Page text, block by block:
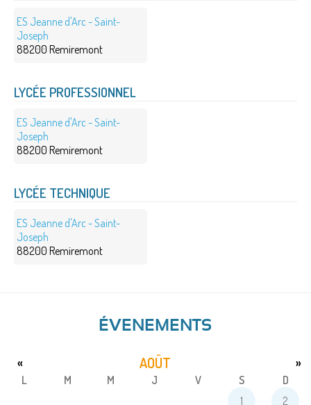
ES Jeanne d'Arc - Saint-
Joseph
88200 Remiremont
LYCÉE PROFESSIONNEL
ES Jeanne d'Arc - Saint-
Joseph
88200 Remiremont
LYCÉE TECHNIQUE
ES Jeanne d'Arc - Saint-
Joseph
88200 Remiremont
ÉVENEMENTS
AOÛT
« »
L M M J V S
D
1
2